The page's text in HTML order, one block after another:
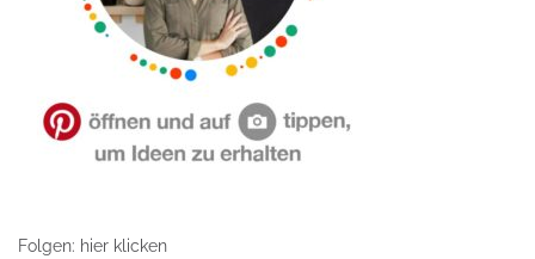
Folgen: hier klicken